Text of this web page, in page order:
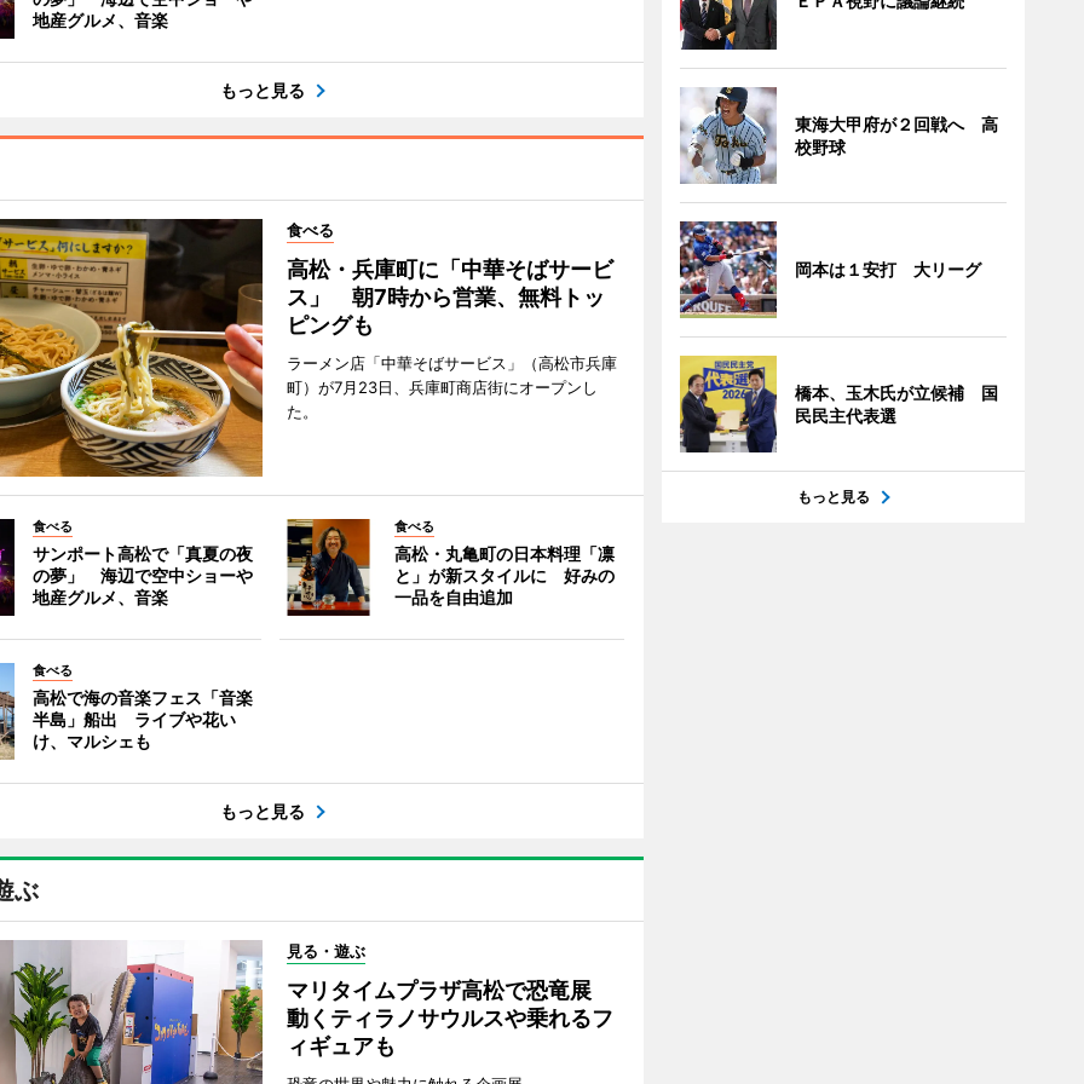
地産グルメ、音楽
もっと見る
食べる
高松・兵庫町に「中華そばサービ
ス」 朝7時から営業、無料トッ
ピングも
ラーメン店「中華そばサービス」（高松市兵庫
町）が7月23日、兵庫町商店街にオープンし
た。
食べる
サンポート高松で「真夏の夜
の夢」 海辺で空中ショーや
地産グルメ、音楽
食べる
高松・丸亀町の日本料理「凛
と」が新スタイルに 好みの
一品を自由追加
食べる
高松で海の音楽フェス「音楽
半島」船出 ライブや花い
け、マルシェも
もっと見る
ぶ
見る・遊ぶ
マリタイムプラザ高松で恐竜展
動くティラノサウルスや乗れるフ
ィギュアも
東海大甲府が２回戦へ 高
校野球
岡本は１安打 大リーグ
橋本、玉木氏が立候補 国
民民主代表選
もっと見る